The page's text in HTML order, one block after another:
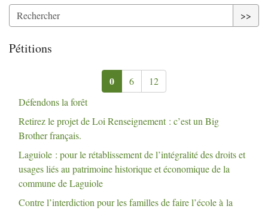
>>
Pétitions
0 6
12
Défendons la forêt
Retirez le projet de Loi Renseignement : c’est un Big
Brother français.
Laguiole : pour le rétablissement de l’intégralité des droits et
usages liés au patrimoine historique et économique de la
commune de Laguiole
Contre l’interdiction pour les familles de faire l’école à la